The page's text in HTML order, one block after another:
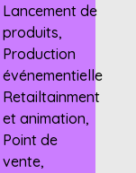
Lancement de
produits,
Production
événementielle
Retailtainment
et animation,
Point de
vente,